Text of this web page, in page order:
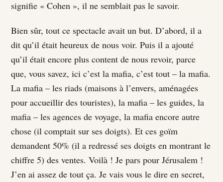
signifie « Cohen », il ne semblait pas le savoir.
Bien sûr, tout ce spectacle avait un but. D’abord, il a
dit qu’il était heureux de nous voir. Puis il a ajouté
qu’il était encore plus content de nous revoir, parce
que, vous savez, ici c’est la mafia, c’est tout – la mafia.
La mafia – les riads (maisons à l’envers, aménagées
pour accueillir des touristes), la mafia – les guides, la
mafia – les agences de voyage, la mafia encore autre
chose (il comptait sur ses doigts). Et ces goïm
demandent 50% (il a redressé ses doigts en montrant le
chiffre 5) des ventes. Voilà ! Je pars pour Jérusalem !
J’en ai assez de tout ça. Je vais vous le dire en secret,